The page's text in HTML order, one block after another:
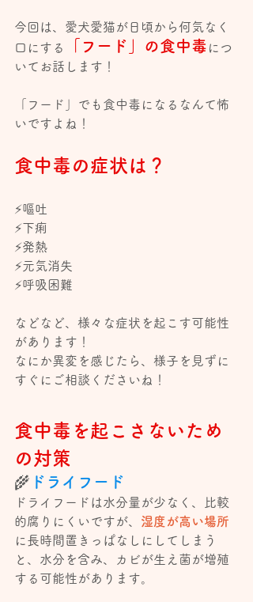
今回は、愛犬愛猫が日頃から何気なく
口にする
「フード」の食中毒 につ
いてお話します！
「フード」でも食中毒になるなんて怖
いですよね！
食中毒の症状は？
⚡️嘔吐
⚡️下痢
⚡️発熱
⚡️元気消失
⚡️呼吸困難
などなど、様々な症状を起こす可能性
があります！
なにか異変を感じたら、様子を見ずに
すぐにご相談くださいね！
食中毒を起こさないため
の対策
🌾 ドライフード
ドライフードは水分量が少なく、比較
的腐りにくいですが、 湿度が高い場所
に長時間置きっぱなしにしてしまう
と、水分を含み、カビが生え菌が増殖
する可能性があります。